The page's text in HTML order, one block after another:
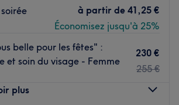
ou FEMME.
dès aujourd'hui et laissez-nous
notre priorité !
plus proche
à partir de 41,25 €
Économisez jusqu'à 25%
belle pour les fêtes" :
et soin du visage - Femme
230 €
255 €
plus